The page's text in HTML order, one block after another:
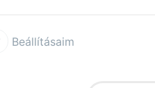
szereplője a kiváló
vinyl modulok, flokkolt
Beállításaim